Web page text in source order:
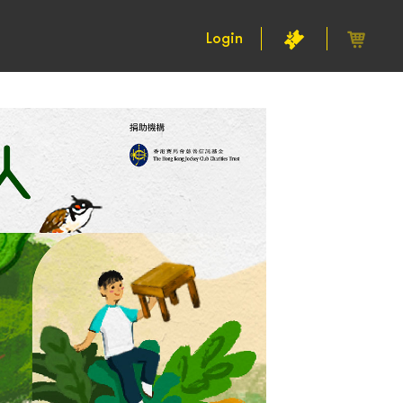
Login